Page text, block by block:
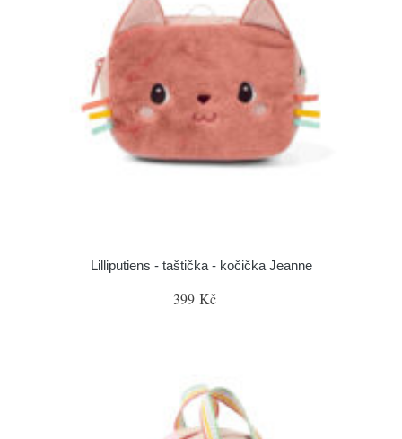
Lilliputiens - taštička - kočička Jeanne
399 Kč